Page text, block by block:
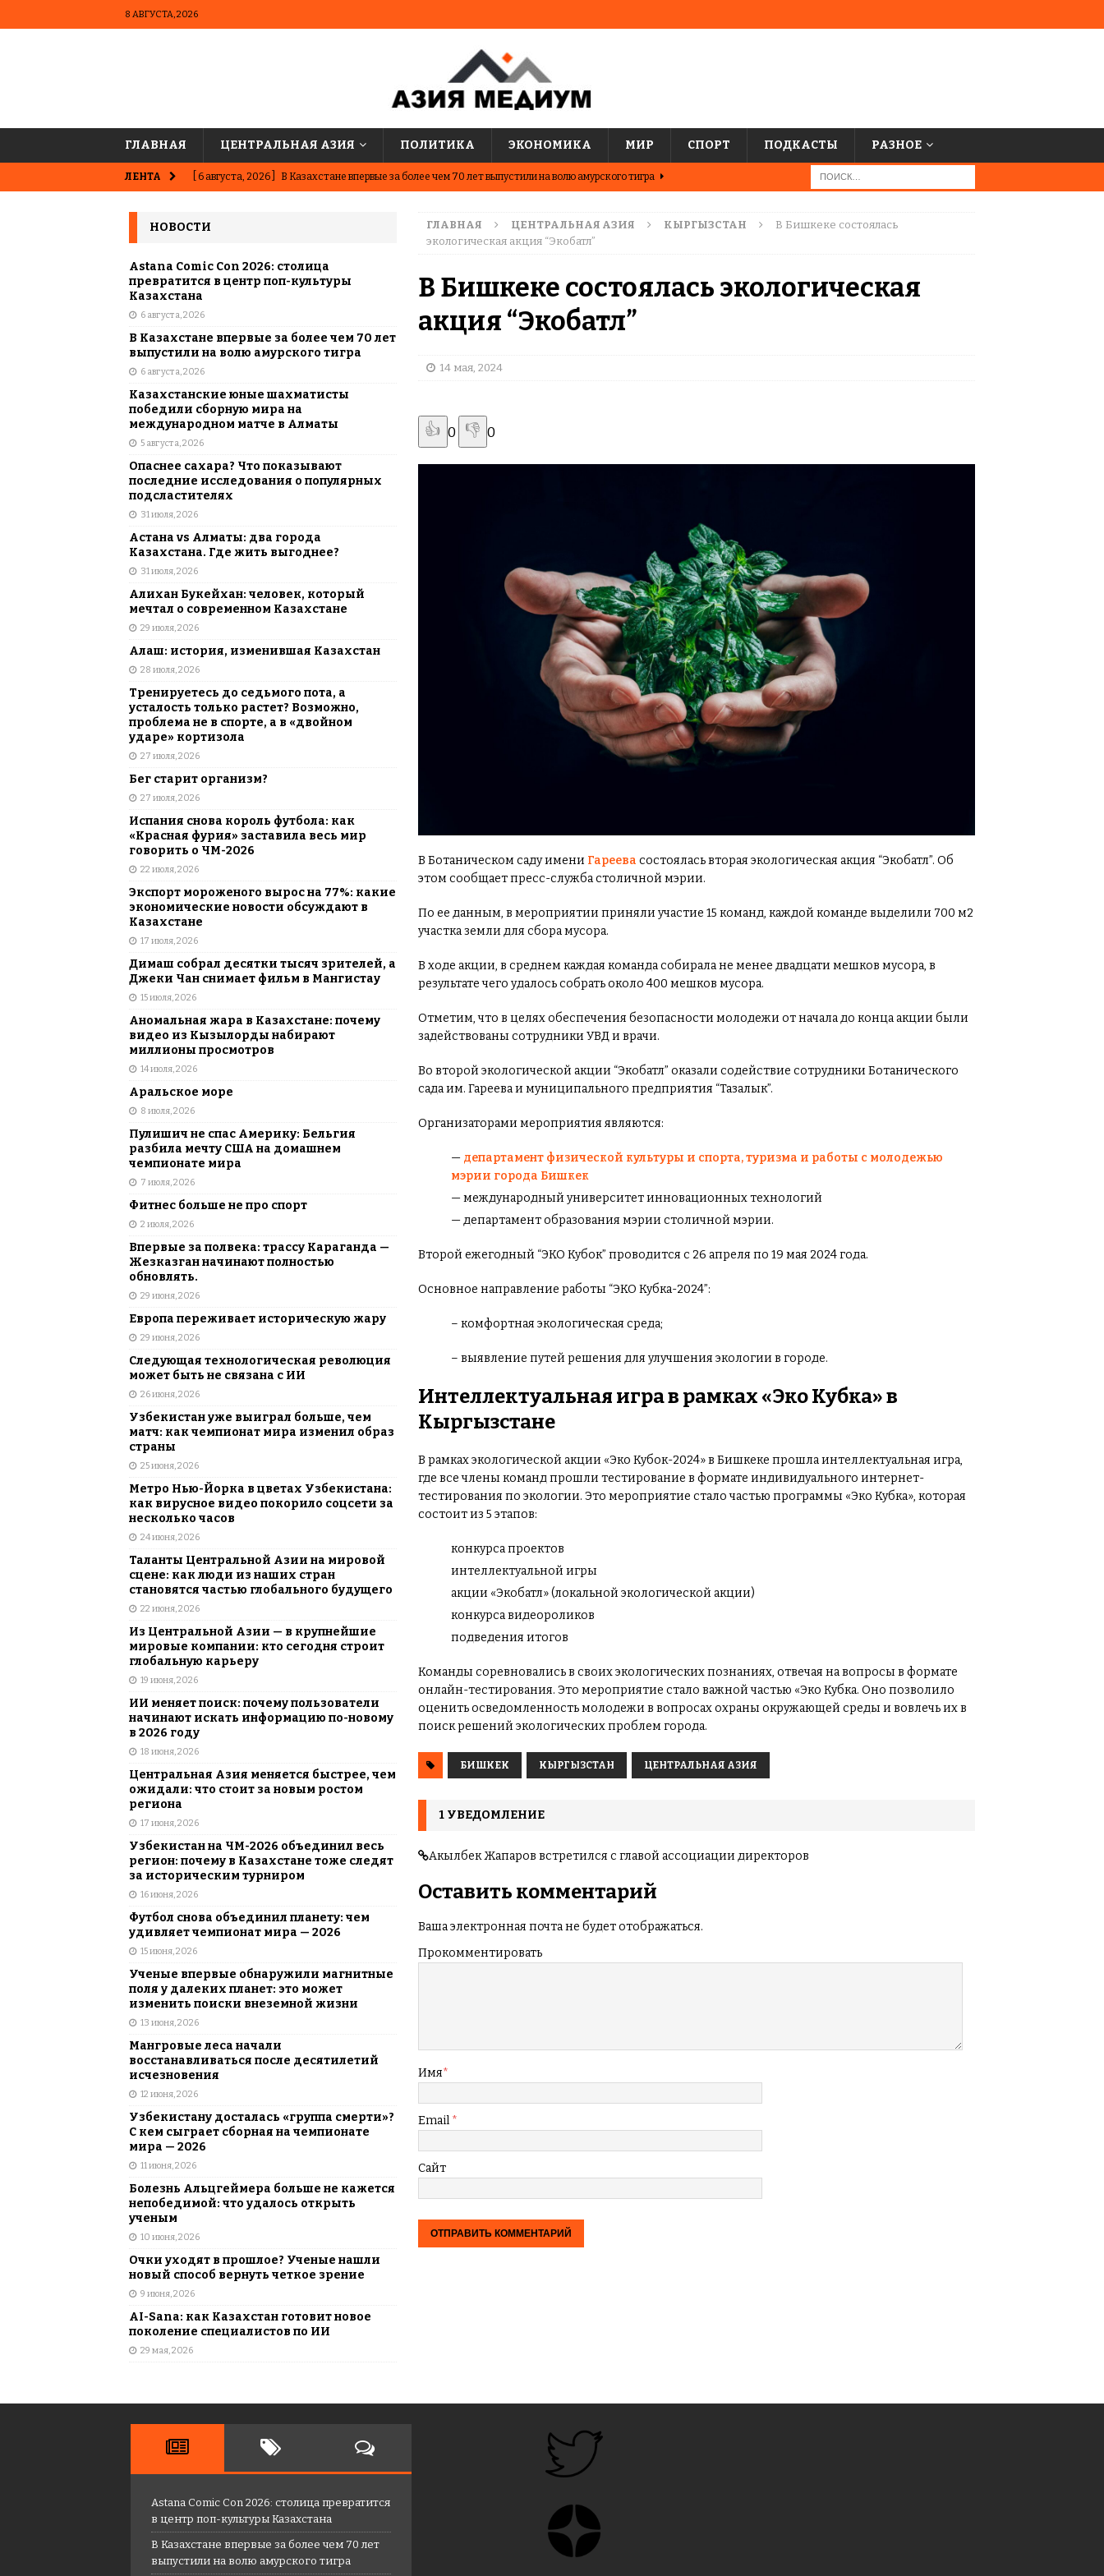
8 АВГУСТА, 2026
ГЛАВНАЯ ЦЕНТРАЛЬНАЯ АЗИЯ ПОЛИТИКА ЭКОНОМИКА МИР СПОРТ ПОДКАСТЫ РАЗНОЕ
ЛЕНТА [ 6 августа, 2026 ] В Казахстане впервые за более чем 70 лет выпустили на волю амурского тигра
[ 5 августа, 2026 ] Казахстанские юные шахматисты победили сборную мира на международном
матче в Алматы
[ 31 июля, 2026 ] Опаснее сахара? Что показывают последние исследования о популярных
подсластителях
[ 31 июля, 2026 ] Астана vs Алматы: два города Казахстана. Где жить выгоднее?
АЗИЯ
[ 6 августа, 2026 ] Astana Comic Con 2026: столица превратится в центр поп-культуры Казахстана
КАЗАХСТАН
ГЛАВНАЯ ЦЕНТРАЛЬНАЯ АЗИЯ КЫРГЫЗСТАН
В Бишкеке состоялась
экологическая акция “Экобатл”
В Бишкеке состоялась экологическая
акция “Экобатл”
14 мая, 2024
👍 0 👎 0
В Ботаническом саду имени Гареева состоялась вторая экологическая акция “Экобатл”. Об
этом сообщает пресс-служба столичной мэрии.
По ее данным, в мероприятии приняли участие 15 команд, каждой команде выделили 700 м2
участка земли для сбора мусора.
В ходе акции, в среднем каждая команда собирала не менее двадцати мешков мусора, в
результате чего удалось собрать около 400 мешков мусора.
Отметим, что в целях обеспечения безопасности молодежи от начала до конца акции были
задействованы сотрудники УВД и врачи.
Во второй экологической акции “Экобатл” оказали содействие сотрудники Ботанического
сада им. Гареева и муниципального предприятия “Тазалык”.
Организаторами мероприятия являются:
— департамент физической культуры и спорта, туризма и работы с молодежью
мэрии города Бишкек
— международный университет инновационных технологий
— департамент образования мэрии столичной мэрии.
Второй ежегодный “ЭКО Кубок” проводится с 26 апреля по 19 мая 2024 года.
Основное направление работы “ЭКО Кубка-2024”:
– комфортная экологическая среда;
– выявление путей решения для улучшения экологии в городе.
Интеллектуальная игра в рамках «Эко Кубка» в
Кыргызстане
В рамках экологической акции «Эко Кубок-2024» в Бишкеке прошла интеллектуальная игра,
где все члены команд прошли тестирование в формате индивидуального интернет-
тестирования по экологии. Это мероприятие стало частью программы «Эко Кубка», которая
состоит из 5 этапов:
конкурса проектов
интеллектуальной игры
акции «Экобатл» (локальной экологической акции)
конкурса видеороликов
подведения итогов
Команды соревновались в своих экологических познаниях, отвечая на вопросы в формате
онлайн-тестирования. Это мероприятие стало важной частью «Эко Кубка. Оно позволило
оценить осведомленность молодежи в вопросах охраны окружающей среды и вовлечь их в
поиск решений экологических проблем города.
БИШКЕК КЫРГЫЗСТАН ЦЕНТРАЛЬНАЯ АЗИЯ
1 УВЕДОМЛЕНИЕ
Акылбек Жапаров встретился с главой ассоциации директоров
Оставить комментарий
Ваша электронная почта не будет отображаться.
Прокомментировать
Имя*
Email *
Сайт
НОВОСТИ
Astana Comic Con 2026: столица
превратится в центр поп-культуры
Казахстана
6 августа, 2026
В Казахстане впервые за более чем 70 лет
выпустили на волю амурского тигра
6 августа, 2026
Казахстанские юные шахматисты
победили сборную мира на
международном матче в Алматы
5 августа, 2026
Опаснее сахара? Что показывают
последние исследования о популярных
подсластителях
31 июля, 2026
Астана vs Алматы: два города
Казахстана. Где жить выгоднее?
31 июля, 2026
Алихан Букейхан: человек, который
мечтал о современном Казахстане
29 июля, 2026
Алаш: история, изменившая Казахстан
28 июля, 2026
Тренируетесь до седьмого пота, а
усталость только растет? Возможно,
проблема не в спорте, а в «двойном
ударе» кортизола
27 июля, 2026
Бег старит организм?
27 июля, 2026
Испания снова король футбола: как
«Красная фурия» заставила весь мир
говорить о ЧМ-2026
22 июля, 2026
Экспорт мороженого вырос на 77%: какие
экономические новости обсуждают в
Казахстане
17 июля, 2026
Димаш собрал десятки тысяч зрителей, а
Джеки Чан снимает фильм в Мангистау
15 июля, 2026
Аномальная жара в Казахстане: почему
видео из Кызылорды набирают
миллионы просмотров
14 июля, 2026
Аральское море
8 июля, 2026
Пулишич не спас Америку: Бельгия
разбила мечту США на домашнем
чемпионате мира
7 июля, 2026
Фитнес больше не про спорт
2 июля, 2026
Впервые за полвека: трассу Караганда —
Жезказган начинают полностью
обновлять.
29 июня, 2026
Европа переживает историческую жару
29 июня, 2026
Следующая технологическая революция
может быть не связана с ИИ
26 июня, 2026
Узбекистан уже выиграл больше, чем
матч: как чемпионат мира изменил образ
страны
25 июня, 2026
Метро Нью-Йорка в цветах Узбекистана:
как вирусное видео покорило соцсети за
несколько часов
24 июня, 2026
Таланты Центральной Азии на мировой
сцене: как люди из наших стран
становятся частью глобального будущего
22 июня, 2026
Из Центральной Азии — в крупнейшие
мировые компании: кто сегодня строит
глобальную карьеру
19 июня, 2026
ИИ меняет поиск: почему пользователи
начинают искать информацию по-новому
в 2026 году
18 июня, 2026
Центральная Азия меняется быстрее, чем
ожидали: что стоит за новым ростом
региона
17 июня, 2026
Узбекистан на ЧМ-2026 объединил весь
регион: почему в Казахстане тоже следят
за историческим турниром
16 июня, 2026
Футбол снова объединил планету: чем
удивляет чемпионат мира — 2026
15 июня, 2026
Ученые впервые обнаружили магнитные
поля у далеких планет: это может
изменить поиски внеземной жизни
13 июня, 2026
Мангровые леса начали
восстанавливаться после десятилетий
исчезновения
12 июня, 2026
Узбекистану досталась «группа смерти»?
С кем сыграет сборная на чемпионате
мира — 2026
11 июня, 2026
Болезнь Альцгеймера больше не кажется
непобедимой: что удалось открыть
ученым
10 июня, 2026
Очки уходят в прошлое? Ученые нашли
новый способ вернуть четкое зрение
9 июня, 2026
AI-Sana: как Казахстан готовит новое
поколение специалистов по ИИ
29 мая, 2026
Astana Comic Con 2026: столица превратится
в центр поп-культуры Казахстана
В Казахстане впервые за более чем 70 лет
выпустили на волю амурского тигра